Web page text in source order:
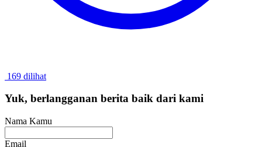
169 dilihat
Yuk, berlangganan berita baik dari kami
Nama Kamu
Email